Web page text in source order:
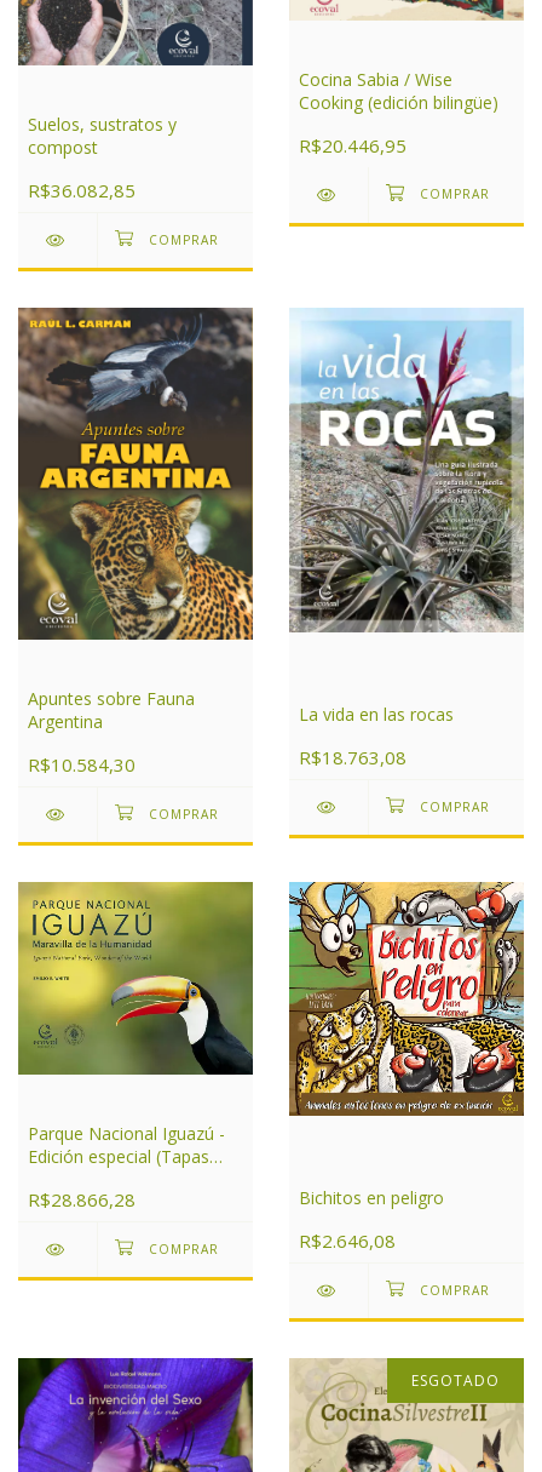
Suelos, sustratos y
compost
R$36.082,85
Cocina Sabia / Wise
Cooking (edición bilingüe)
R$20.446,95
Apuntes sobre Fauna
Argentina
R$10.584,30
La vida en las rocas
R$18.763,08
Parque Nacional Iguazú -
Edición especial (Tapas
R$28.866,28 Bichitos en peligro
R$2.646,08
ESGOTADO